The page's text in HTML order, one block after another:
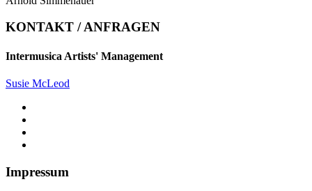
KONTAKT / ANFRAGEN
Intermusica Artists' Management
Susie McLeod
Impressum